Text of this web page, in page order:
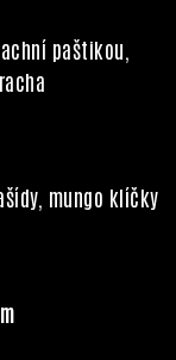
paštikou,
mungo klíčky